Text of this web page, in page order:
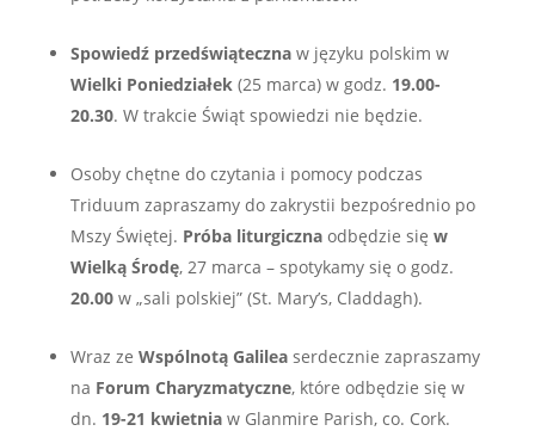
Spowiedź przedświątecznaw języku polskim w
Wielki Poniedziałek(25 marca) w godz. 19.00-
20.30. W trakcie Świąt spowiedzi nie będzie.
Osoby chętne do czytania i pomocy podczas
Triduum zapraszamy do zakrystii bezpośrednio po
Mszy Świętej. Próba liturgicznaodbędzie się w
Wielką Środę, 27 marca – spotykamy się o godz.
20.00w „sali polskiej” (St. Mary’s, Claddagh).
Wraz ze Wspólnotą Galileaserdecznie zapraszamy
na Forum Charyzmatyczne, które odbędzie się w
dn. 19-21 kwietniaw Glanmire Parish, co. Cork.